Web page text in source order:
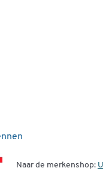
Naar de merkenshop: